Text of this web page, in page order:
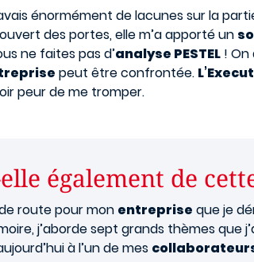
énormément de lacunes sur la
des portes, elle m’a apporté un
ne faites pas d’analyse PESTEL !
peut être confrontée.
peur de me tromper.
également de
route pour mon entreprise que je
j’aborde sept grands thèmes que
à l’un de mes